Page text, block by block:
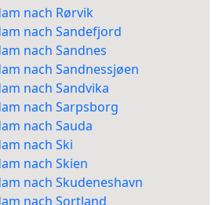
nach Rørvik
nach Sandefjord
nach Sandnes
nach Sandnessjøen
nach Sandvika
nach Sarpsborg
nach Sauda
nach Ski
nach Skien
nach Skudeneshavn
nach Sortland